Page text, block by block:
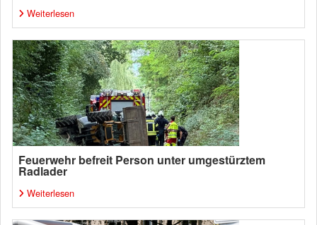
Weiterlesen
Feuerwehr befreit Person unter umgestürztem
Radlader
Weiterlesen